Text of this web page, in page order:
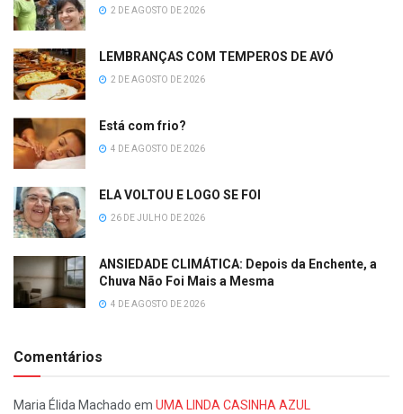
2 DE AGOSTO DE 2026
LEMBRANÇAS COM TEMPEROS DE AVÓ
2 DE AGOSTO DE 2026
Está com frio?
4 DE AGOSTO DE 2026
ELA VOLTOU E LOGO SE FOI
26 DE JULHO DE 2026
ANSIEDADE CLIMÁTICA: Depois da Enchente, a
Chuva Não Foi Mais a Mesma
4 DE AGOSTO DE 2026
Comentários
Maria Élida Machado em UMA LINDA CASINHA AZUL